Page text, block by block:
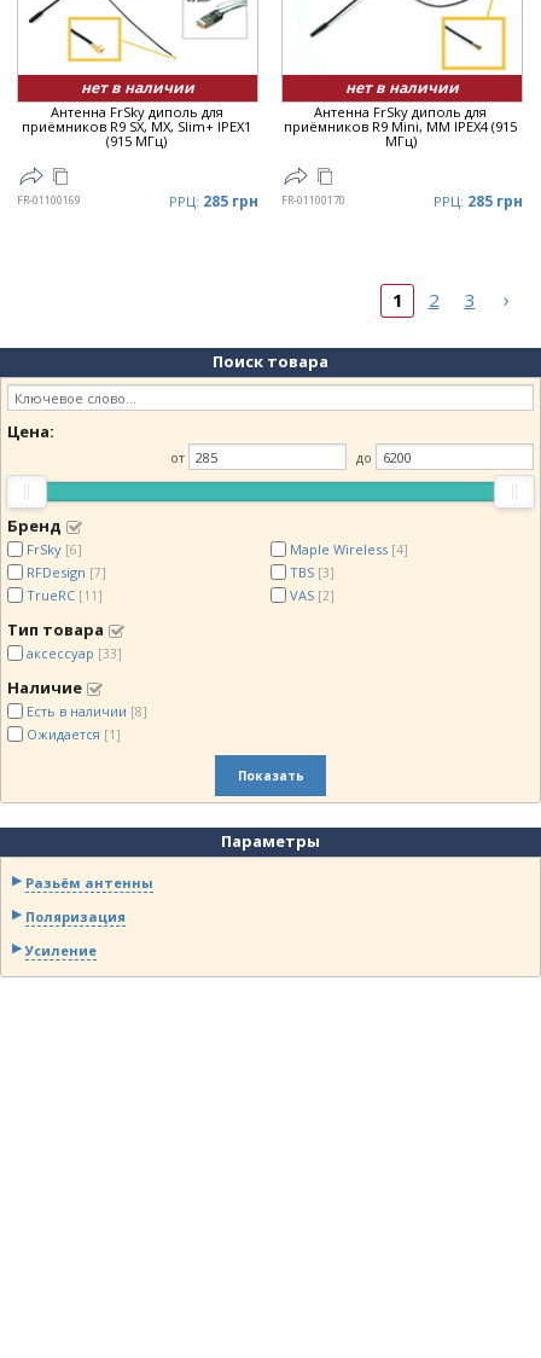
нет в наличии
Антенна FrSky диполь для
приёмников R9 SX, MX, Slim+ IPEX1
(915 МГц)
FR-01100169 РРЦ: 285 грн
нет в наличии
Антенна FrSky диполь для
приёмников R9 Mini, MM IPEX4 (915
МГц)
FR-01100170 РРЦ: 285 грн
1 2 3 ›
Поиск товара
Цена:
от до
Бренд
FrSky [6] Maple Wireless [4]
RFDesign [7] TBS [3]
TrueRC [11] VAS [2]
Тип товара
аксессуар [33]
Наличие
Есть в наличии [8]
Ожидается [1]
Показать
Параметры
Разьём антенны
Поляризация
Усиление